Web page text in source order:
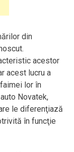
din
acestor
acest lucru a
lor în
Novatek,
le diferenţiază
în funcţie